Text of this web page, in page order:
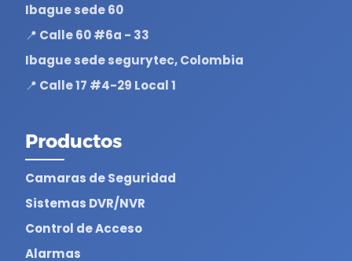
Ibague sede 60
📍 Calle 60 #6a - 33
Ibague sede segurytec, Colombia
📍 Calle 17 #4-29 Local 1
Productos
Camaras de Seguridad
Sistemas DVR/NVR
Control de Acceso
Alarmas